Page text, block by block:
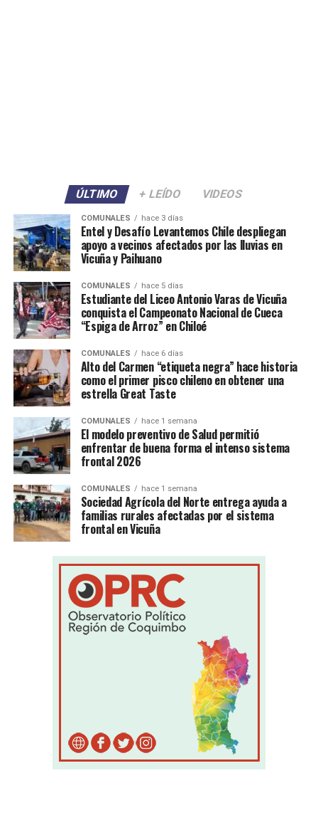
ÚLTIMO + LEÍDO VIDEOS
COMUNALES hace 3 días
Entel y Desafío Levantemos Chile despliegan
apoyo a vecinos afectados por las lluvias en
Vicuña y Paihuano
COMUNALES hace 5 días
Estudiante del Liceo Antonio Varas de Vicuña
conquista el Campeonato Nacional de Cueca
“Espiga de Arroz” en Chiloé
COMUNALES hace 6 días
Alto del Carmen “etiqueta negra” hace historia
como el primer pisco chileno en obtener una
estrella Great Taste
COMUNALES hace 1 semana
El modelo preventivo de Salud permitió
enfrentar de buena forma el intenso sistema
frontal 2026
COMUNALES hace 1 semana
Sociedad Agrícola del Norte entrega ayuda a
familias rurales afectadas por el sistema
frontal en Vicuña